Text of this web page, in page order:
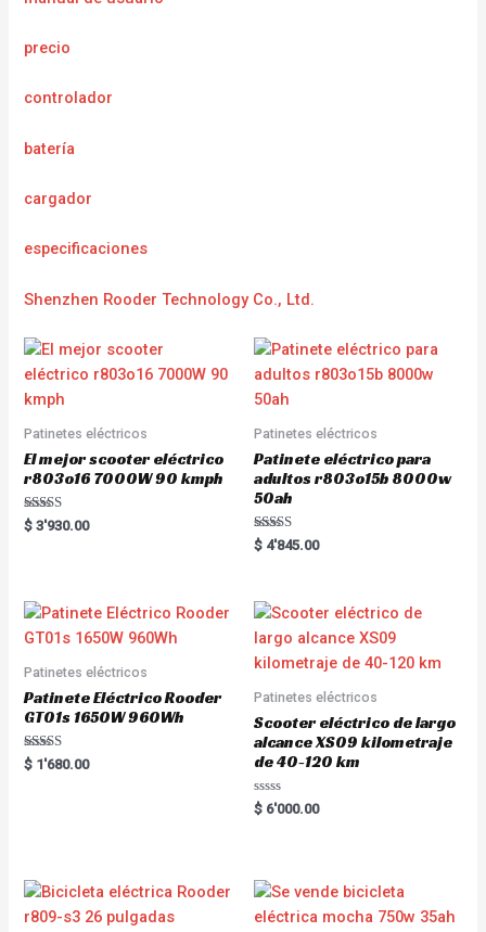
precio
controlador
batería
cargador
especificaciones
Shenzhen Rooder Technology Co., Ltd.
Patinetes eléctricos
El mejor scooter eléctrico
r803o16 7000W 90 kmph
Rated
5.00
$ 3'930.00
Patinetes eléctricos
Patinete eléctrico para
adultos r803o15b 8000w
50ah
Rated
5.00
$ 4'845.00
Patinetes eléctricos
Patinete Eléctrico Rooder
GT01s 1650W 960Wh
Rated
5.00
$ 1'680.00
Patinetes eléctricos
Scooter eléctrico de largo
alcance XS09 kilometraje
de 40-120 km
R
a
o
u
t
o
$ 6'000.00